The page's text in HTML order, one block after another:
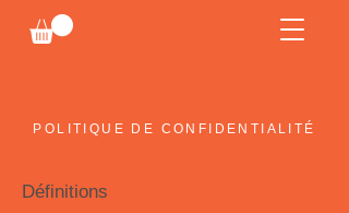
POLITIQUE DE CONFIDENTIALITÉ
Définitions